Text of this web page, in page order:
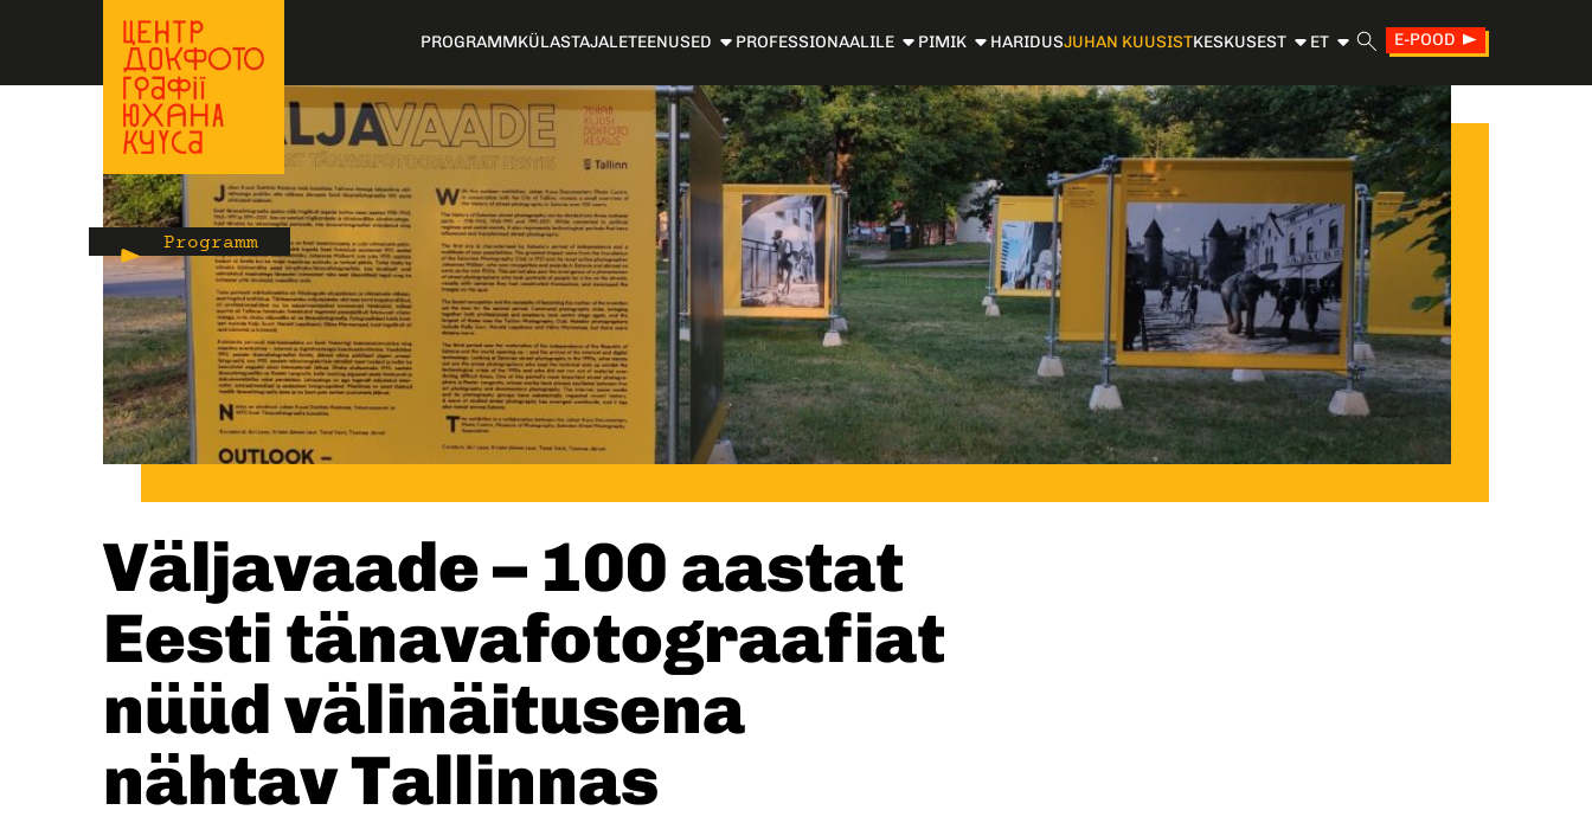
PROGRAMMKÜLASTAJALETEENUSED PROFESSIONAALILE PIMIK HARIDUSJUHAN KUUSISTKESKUSEST ET E-POOD
Programm
Väljavaade – 100 aastat
Eesti tänavafotograafiat
nüüd välinäitusena
nähtav Tallinnas